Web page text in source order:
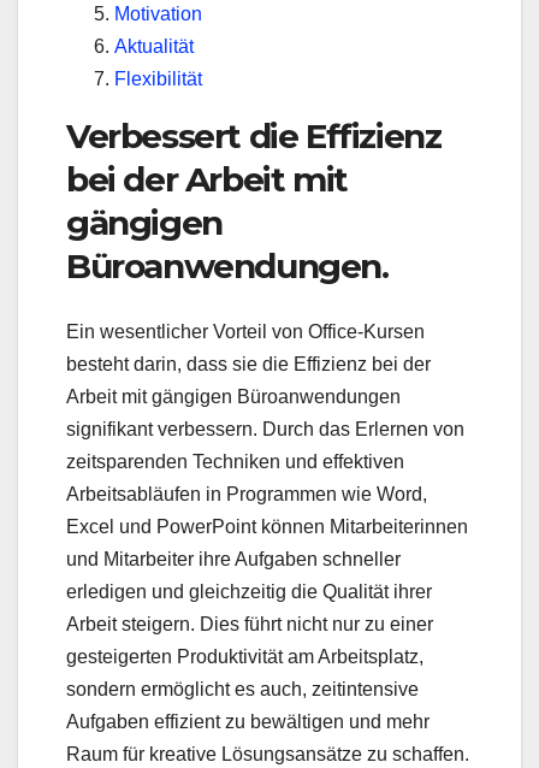
Motivation
Aktualität
Flexibilität
Verbessert die Effizienz
bei der Arbeit mit
gängigen
Büroanwendungen.
Ein wesentlicher Vorteil von Office-Kursen
besteht darin, dass sie die Effizienz bei der
Arbeit mit gängigen Büroanwendungen
signifikant verbessern. Durch das Erlernen von
zeitsparenden Techniken und effektiven
Arbeitsabläufen in Programmen wie Word,
Excel und PowerPoint können Mitarbeiterinnen
und Mitarbeiter ihre Aufgaben schneller
erledigen und gleichzeitig die Qualität ihrer
Arbeit steigern. Dies führt nicht nur zu einer
gesteigerten Produktivität am Arbeitsplatz,
sondern ermöglicht es auch, zeitintensive
Aufgaben effizient zu bewältigen und mehr
Raum für kreative Lösungsansätze zu schaffen.